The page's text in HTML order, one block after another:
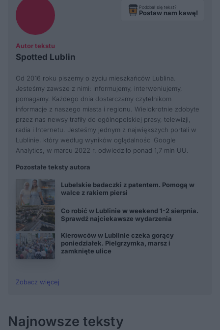
Autor tekstu
Spotted Lublin
Podobał się tekst?
Postaw nam kawę!
Od 2016 roku piszemy o życiu mieszkańców Lublina.
Jesteśmy zawsze z nimi: informujemy, interweniujemy,
pomagamy. Każdego dnia dostarczamy czytelnikom
informacje z naszego miasta i regionu. Wielokrotnie zdobyte
przez nas newsy trafiły do ogólnopolskiej prasy, telewizji,
radia i Internetu. Jesteśmy jednym z największych portali w
Lublinie, który według wyników oglądalności Google
Analytics, w marcu 2022 r. odwiedziło ponad 1,7 mln UU.
Pozostałe teksty autora
Lubelskie badaczki z patentem. Pomogą w
walce z rakiem piersi
Co robić w Lublinie w weekend 1-2 sierpnia.
Sprawdź najciekawsze wydarzenia
Kierowców w Lublinie czeka gorący
poniedziałek. Pielgrzymka, marsz i
zamknięte ulice
Zobacz więcej
Najnowsze teksty